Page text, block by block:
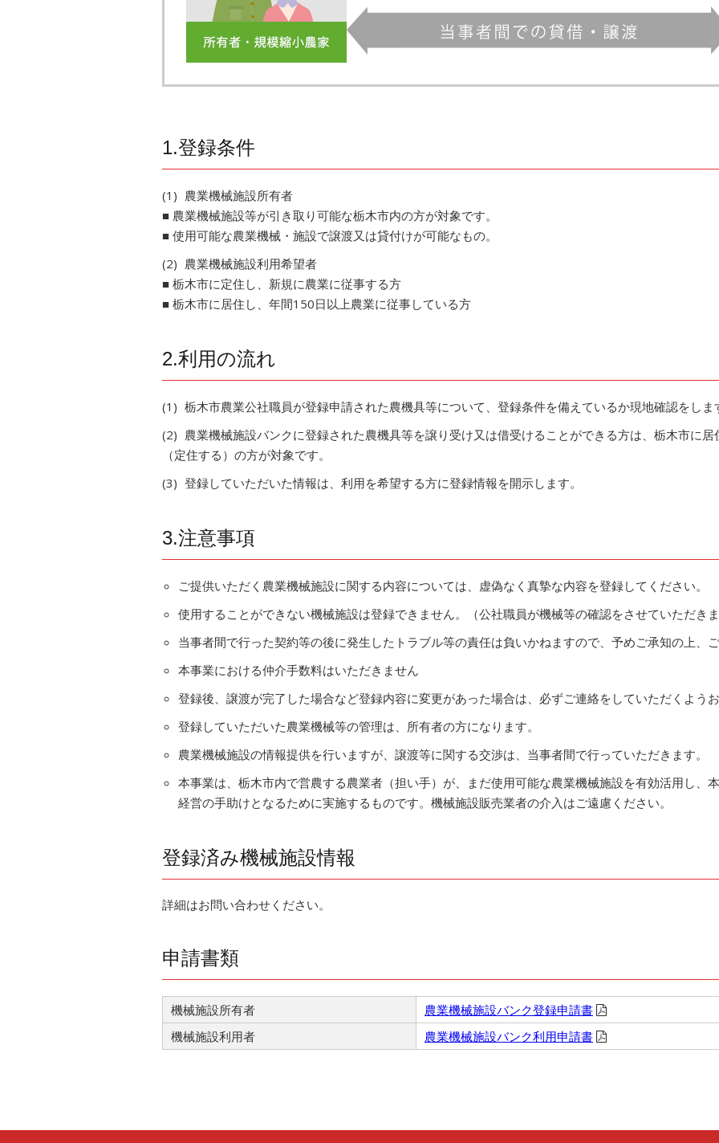
1.登録条件
農業機械施設所有者
■ 農業機械施設等が引き取り可能な栃木市内の方が対象です。
■ 使用可能な農業機械・施設で譲渡又は貸付けが可能なもの。
農業機械施設利用希望者
■ 栃木市に定住し、新規に農業に従事する方
■ 栃木市に居住し、年間150日以上農業に従事している方
2.利用の流れ
栃木市農業公社職員が登録申請された農機具等について、登録条件を備えているか現地確認をしま
農業機械施設バンクに登録された農機具等を譲り受け又は借受けることができる方は、栃木市に
（定住する）の方が対象です。
登録していただいた情報は、利用を希望する方に登録情報を開示します。
3.注意事項
ご提供いただく農業機械施設に関する内容については、虚偽なく真摯な内容を登録してください。
使用することができない機械施設は登録できません。（公社職員が機械等の確認をさせていただき
当事者間で行った契約等の後に発生したトラブル等の責任は負いかねますので、予めご承知の上、
本事業における仲介手数料はいただきません
登録後、譲渡が完了した場合など登録内容に変更があった場合は、必ずご連絡をしていただくよう
登録していただいた農業機械等の管理は、所有者の方になります。
農業機械施設の情報提供を行いますが、譲渡等に関する交渉は、当事者間で行っていただきます。
本事業は、栃木市内で営農する農業者（担い手）が、まだ使用可能な農業機械施設を有効活用し、
経営の手助けとなるために実施するものです。機械施設販売業者の介入はご遠慮ください。
登録済み機械施設情報
詳細はお問い合わせください。
申請書類
機械施設所有者
農業機械施設バンク登録申請書
機械施設利用者
農業機械施設バンク利用申請書